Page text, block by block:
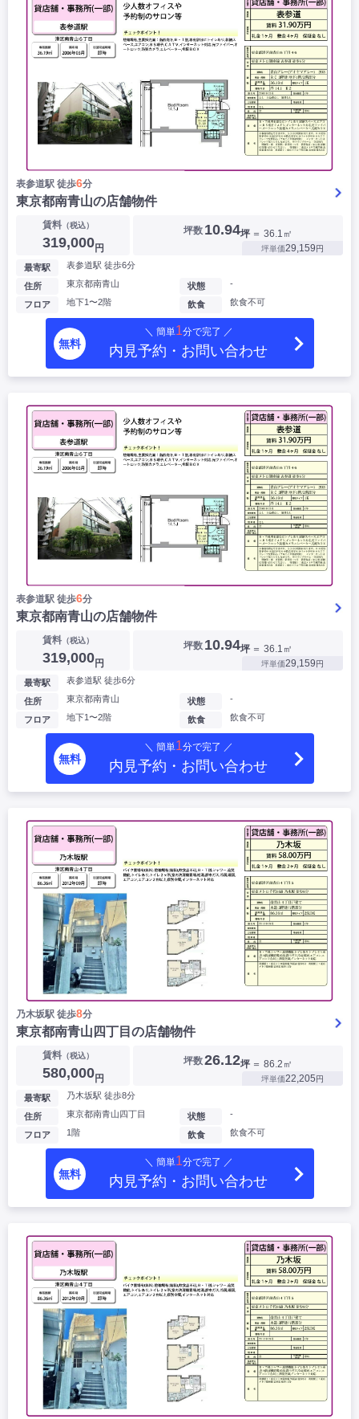
表参道駅 徒歩6分
東京都南青山の店舗物件
賃料（税込）
319,000円
坪数 10.94坪 ＝ 36.1㎡
坪単価29,159円
最寄駅 表参道駅 徒歩6分
住所 東京都南青山
フロア 地下1〜2階
状態 -
飲食 飲食不可
無料
＼ 簡単1分で完了 ／
内見予約・お問い合わせ
表参道駅 徒歩6分
東京都南青山の店舗物件
賃料（税込）
319,000円
坪数 10.94坪 ＝ 36.1㎡
坪単価29,159円
最寄駅 表参道駅 徒歩6分
住所 東京都南青山
フロア 地下1〜2階
状態 -
飲食 飲食不可
無料
＼ 簡単1分で完了 ／
内見予約・お問い合わせ
乃木坂駅 徒歩8分
東京都南青山四丁目の店舗物件
賃料（税込）
580,000円
坪数26.12坪 ＝ 86.2㎡
坪単価22,205円
最寄駅 乃木坂駅 徒歩8分
住所 東京都南青山四丁目
フロア 1階
状態 -
飲食 飲食不可
無料
＼ 簡単1分で完了 ／
内見予約・お問い合わせ